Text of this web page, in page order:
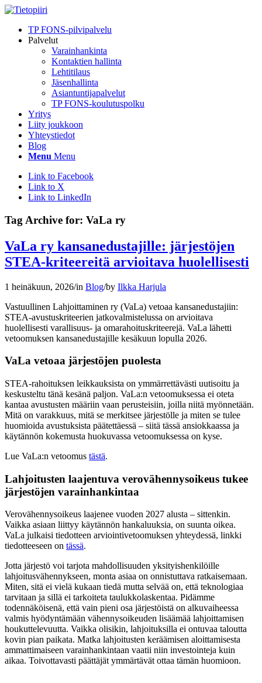
TP FONS-pilvipalvelu
Palvelut
Varainhankinta
Kontaktien hallinta
Lehtitilaus
Jäsenhallinta
Asiantuntijapalvelut
TP FONS-koulutuspolku
Yritys
Liity joukkoon
Yhteystiedot
Blog
Menu Menu
Link to Facebook
Link to X
Link to LinkedIn
Tag Archive for: VaLa ry
VaLa ry kansanedustajille: järjestöjen
STEA-kriteereitä arvioitava huolellisesti
1 heinäkuun, 2026/in Blog/by Ilkka Harjula
Vastuullinen Lahjoittaminen ry (VaLa) vetoaa kansanedustajiin:
STEA-avustuskriteerien jatkovalmistelussa on arvioitava
huolellisesti varallisuus- ja omarahoituskriteerejä. VaLa lähetti
vetoomuksen kansanedustajille kesäkuun lopulla 2026.
VaLa vetoaa järjestöjen puolesta
STEA-rahoituksen leikkauksista on ymmärrettävästi uutisoitu ja
keskusteltu tänä kesänä paljon. VaLa:n vetoomuksessa ei oteta
kantaa avustusten määriin vaan perusteisiin, joilla niitä myönnetään.
Mitä on varakkuus, mitä se merkitsee järjestölle ja miten se tulee
huomioida avustuksista päätettäessä – siitä tässä ansiokkaassa ja
käytännön kokemusta huokuvassa vetoomuksessa on kyse.
Lue VaLa:n vetoomus tästä.
Lahjoitusten laajentuva verovähennysoikeus tukee
järjestöjen varainhankintaa
Verovähennysoikeus laajenee vuoden 2027 alusta – sittenkin.
Vaikka asiaan liittyy käytännön hankaluuksia, on suunta oikea.
VaLa julkaisi tiedotteen arviointivetoomuksen yhteydessä, linkki
tiedotteeseen on tässä.
Jotta järjestö voi tarjota mahdollisuuden yksityishenkilöille
lahjoitusvähennykseen, monta asiaa on onnistuttava ratkaisemaan.
Miten, sitä ei vielä kukaan tiedä mutta selvää on, että teknologiaa
tarvitaan ja sillä ei tarkoiteta taulukkolaskentaa. Pidämme
todennäköisenä, että vain pieni osa järjestöistä on alkuvaiheessa
valmis hyödyntämään vähennysoikeuden lisäämää lahjoittamisen
houkuttelevuutta. Vaikka olisikin, lahjoituksilla ei ontuvaa taloutta
kovin pian paikata. Matka lahjoitusten keräämisen aloittamisesta
ammattimaiseen varainhankintaan vaatii niin investointeja kuin
aikaa. Toivottavasti päättäjät ymmärtävät ottaa tämän huomioon.